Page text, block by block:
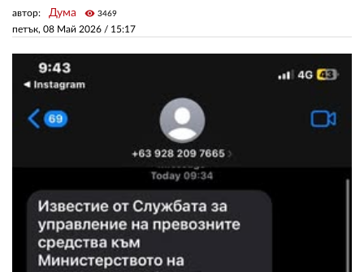
петък, 08 Май 2026 / 15:17
автор: Дума visibility 3469
АВТОРИ
КОНТАКТИ
РЕКЛАМА
АБОНАМЕНТ
УСЛОВИЯ ЗА ПОЛЗВАНЕ
ПОЛИТИКА ЗА БИСКВИТКИТЕ
ПОЛИТИКАТА ЗА